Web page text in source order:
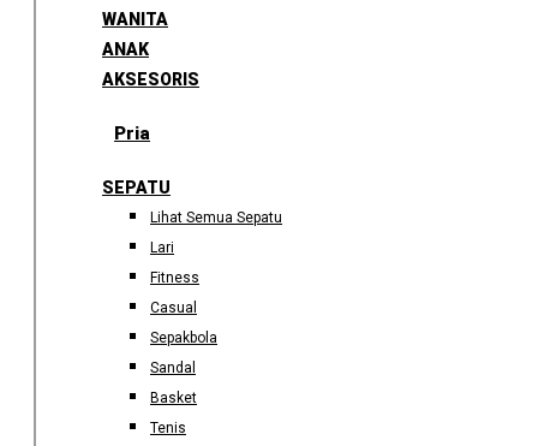
WANITA
ANAK
AKSESORIS
Pria
SEPATU
Lihat Semua Sepatu
Lari
Fitness
Casual
Sepakbola
Sandal
Basket
Tenis